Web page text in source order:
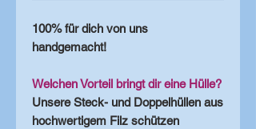
100% für dich von uns
handgemacht!
Welchen Vorteil bringt dir eine Hülle?
Unsere Steck- und Doppelhüllen aus
hochwertigem Filz schützen